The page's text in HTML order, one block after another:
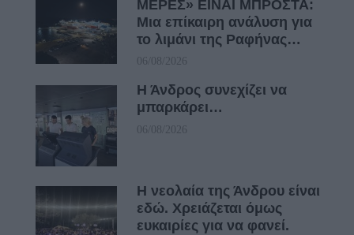
ΜΕΡΕΣ» ΕΙΝΑΙ ΜΠΡΟΣΤΑ:
Μια επίκαιρη ανάλυση για
το λιμάνι της Ραφήνας…
06/08/2026
Η Άνδρος συνεχίζει να
μπαρκάρει…
06/08/2026
Η νεολαία της Άνδρου είναι
εδώ. Χρειάζεται όμως
ευκαιρίες για να φανεί.